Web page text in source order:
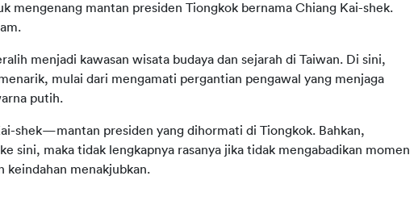
mengenang mantan presiden Tiongkok bernama Chiang Kai-shek.
menjadi kawasan wisata budaya dan sejarah di Taiwan. Di sini,
mulai dari mengamati pergantian pengawal yang menjaga
putih.
shek—mantan presiden yang dihormati di Tiongkok. Bahkan,
sini, maka tidak lengkapnya rasanya jika tidak mengabadikan momen
keindahan menakjubkan.